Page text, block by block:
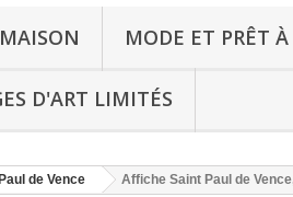
MAISON MODE ET PRÊT À
D'ART LIMITÉS
de Vence Affiche Saint Paul de